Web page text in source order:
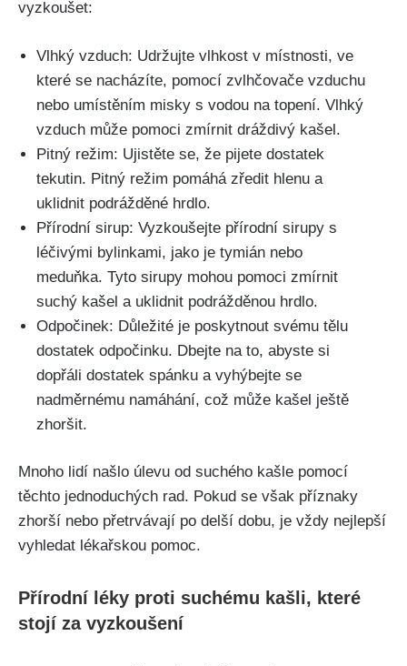
vyzkoušet:
Vlhký vzduch: Udržujte vlhkost v místnosti, ve
které se nacházíte, ‌pomocí zvlhčovače vzduchu
nebo umístěním‌ misky s ​vodou na topení. Vlhký
vzduch může pomoci zmírnit dráždivý kašel.
Pitný režim: Ujistěte se, že pijete ⁢dostatek
tekutin. Pitný režim pomáhá zředit hlenu⁤ a‌
uklidnit podrážděné hrdlo.
Přírodní sirup: Vyzkoušejte přírodní sirupy ⁤s
léčivými bylinkami, jako‍ je tymián nebo
meduňka. Tyto sirupy mohou pomoci‍ zmírnit
suchý kašel a uklidnit⁤ podrážděnou hrdlo.
Odpočinek:​ Důležité je poskytnout svému⁣ tělu
dostatek⁤ odpočinku. Dbejte na to, abyste si
dopřáli dostatek⁣ spánku a vyhýbejte se
nadměrnému namáhání, což může kašel ještě
zhoršit.
Mnoho lidí našlo úlevu od suchého kašle pomocí
těchto jednoduchých rad. Pokud se však příznaky
zhorší nebo přetrvávají​ po delší dobu, je vždy ‍nejlepší‌
vyhledat lékařskou pomoc.
Přírodní léky proti suchému kašli, které
stojí za vyzkoušení